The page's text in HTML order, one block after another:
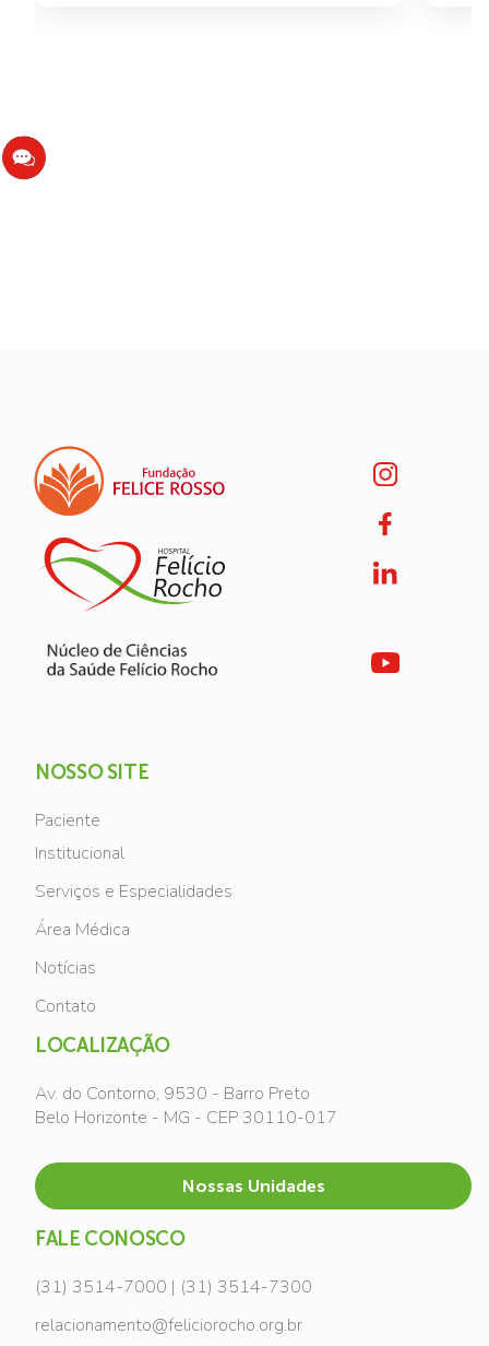
NOSSO SITE
Paciente
Institucional
Serviços e Especialidades
Área Médica
Notícias
Contato
LOCALIZAÇÃO
Av. do Contorno, 9530 - Barro Preto
Belo Horizonte - MG - CEP 30110-017
Nossas Unidades
FALE CONOSCO
(31) 3514-7000 | (31) 3514-7300
relacionamento@feliciorocho.org.br